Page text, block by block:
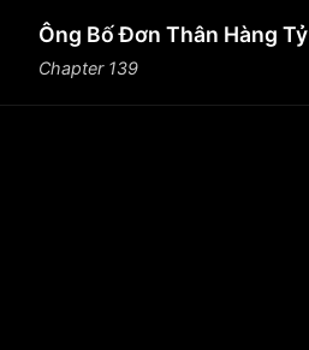
Ông Bố Đơn Thân Hàng Tỷ
Chapter 139